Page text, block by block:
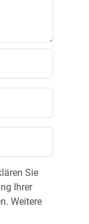
Sie
Ihrer
Weitere